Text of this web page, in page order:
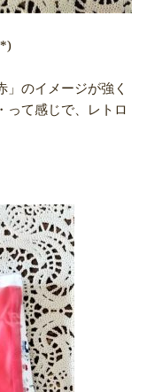
のイメージが強く
って感じで、レトロ